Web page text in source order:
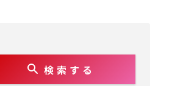
検 索 す る